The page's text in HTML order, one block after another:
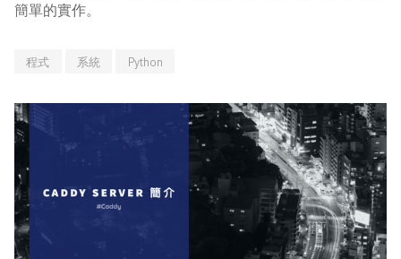
簡單的實作。
程式 系統 Python